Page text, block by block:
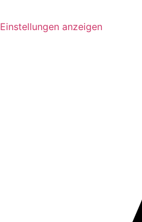
Einstellungen anzeigen